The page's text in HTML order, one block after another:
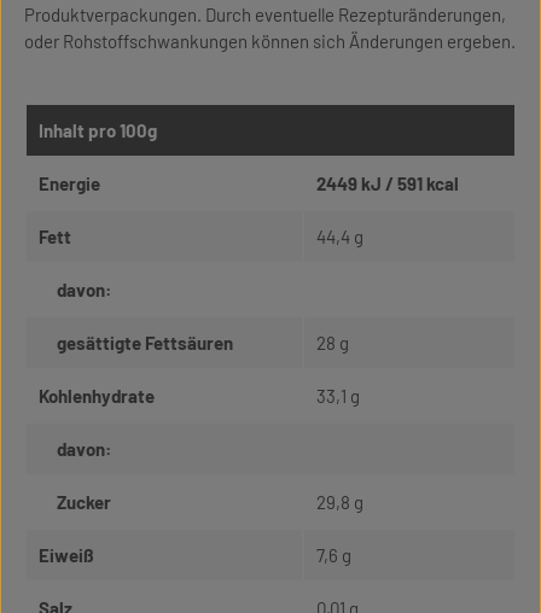
Produktverpackungen. Durch eventuelle Rezepturänderungen,
oder Rohstoffschwankungen können sich Änderungen ergeben.
Inhalt pro 100g
Energie 2449 kJ / 591 kcal
Fett 44,4 g
davon:
gesättigte Fettsäuren 28 g
Kohlenhydrate 33,1 g
davon:
Zucker 29,8 g
Eiweiß 7,6 g
Salz 0,01 g